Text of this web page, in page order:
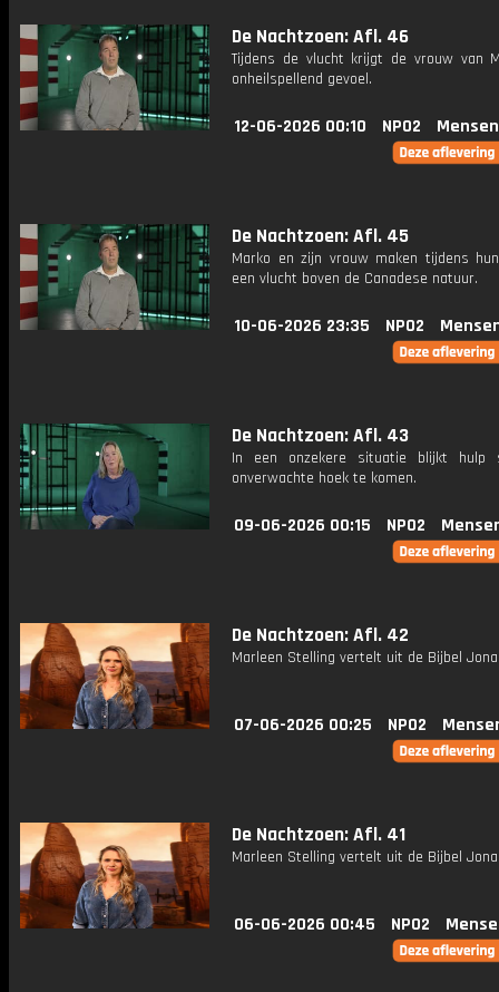
De Nachtzoen: Afl. 46
Tijdens de vlucht krijgt de vrouw van
onheilspellend gevoel.
12-06-2026 00:10 NPO2
De Nachtzoen: Afl. 45
Marko en zijn vrouw maken tijdens
een vlucht boven de Canadese natuur.
10-06-2026 23:35 NPO2
De Nachtzoen: Afl. 43
In een onzekere situatie blijkt hulp
onverwachte hoek te komen.
09-06-2026 00:15 NPO2
De Nachtzoen: Afl. 42
Marleen Stelling vertelt uit de Bijbel Jona
07-06-2026 00:25 NPO2
De Nachtzoen: Afl. 41
Marleen Stelling vertelt uit de Bijbel
06-06-2026 00:45 NPO2